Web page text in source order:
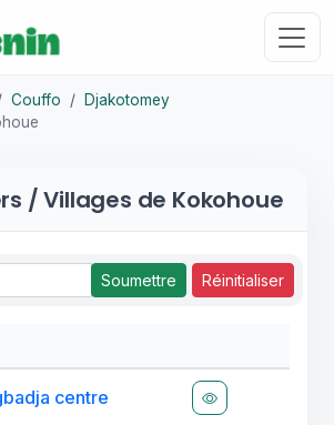
Couffo
Djakotomey
/ Villages de Kokohoue
Soumettre Réinitialiser
centre